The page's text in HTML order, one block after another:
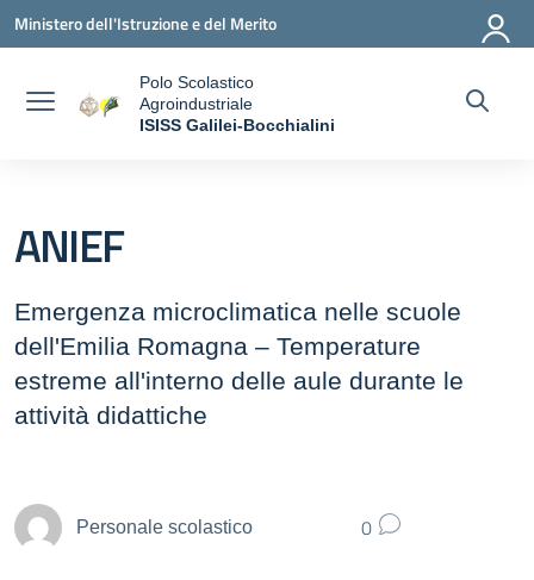
Vai ai contenuti
Vai al menu di navigazione
Vai al footer
Ministero dell'Istruzione e del Merito
Polo Scolastico
Agroindustriale
ISISS Galilei-Bocchialini
ANIEF
Emergenza microclimatica nelle scuole
dell'Emilia Romagna – Temperature
estreme all'interno delle aule durante le
attività didattiche
Personale scolastico 0